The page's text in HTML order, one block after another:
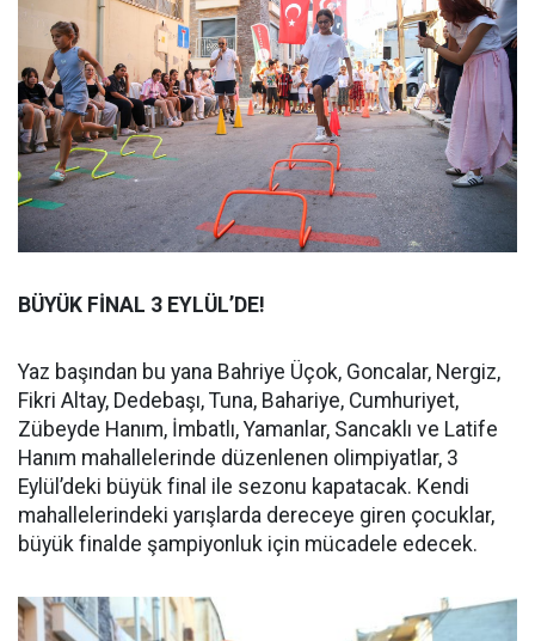
BÜYÜK FİNAL 3 EYLÜL’DE!
Yaz başından bu yana Bahriye Üçok, Goncalar, Nergiz,
Fikri Altay, Dedebaşı, Tuna, Bahariye, Cumhuriyet,
Zübeyde Hanım, İmbatlı, Yamanlar, Sancaklı ve Latife
Hanım mahallelerinde düzenlenen olimpiyatlar, 3
Eylül’deki büyük final ile sezonu kapatacak. Kendi
mahallelerindeki yarışlarda dereceye giren çocuklar,
büyük finalde şampiyonluk için mücadele edecek.